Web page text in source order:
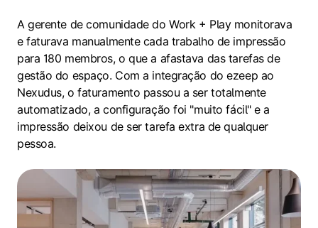
A gerente de comunidade do Work + Play monitorava
e faturava manualmente cada trabalho de impressão
para 180 membros, o que a afastava das tarefas de
gestão do espaço. Com a integração do ezeep ao
Nexudus, o faturamento passou a ser totalmente
automatizado, a configuração foi "muito fácil" e a
impressão deixou de ser tarefa extra de qualquer
pessoa.